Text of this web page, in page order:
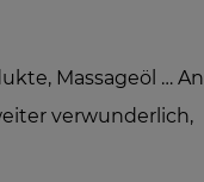
Massageöl … An
verwunderlich,